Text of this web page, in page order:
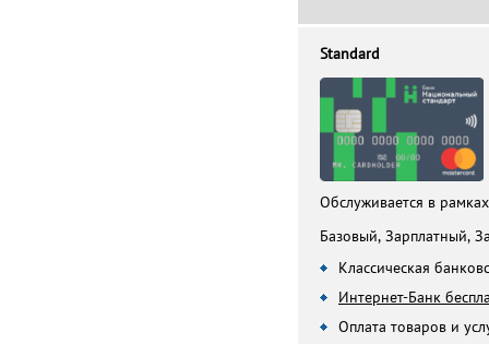
Standard
Обслуживается в
Базовый, Зарплатный,
Классическая
Интернет-Банк
Оплата товаров и